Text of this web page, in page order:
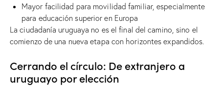
Mayor facilidad para movilidad familiar, especialmente
para educación superior en Europa
La ciudadanía uruguaya no es el final del camino, sino el
comienzo de una nueva etapa con horizontes expandidos.
Cerrando el círculo: De extranjero a
uruguayo por elección